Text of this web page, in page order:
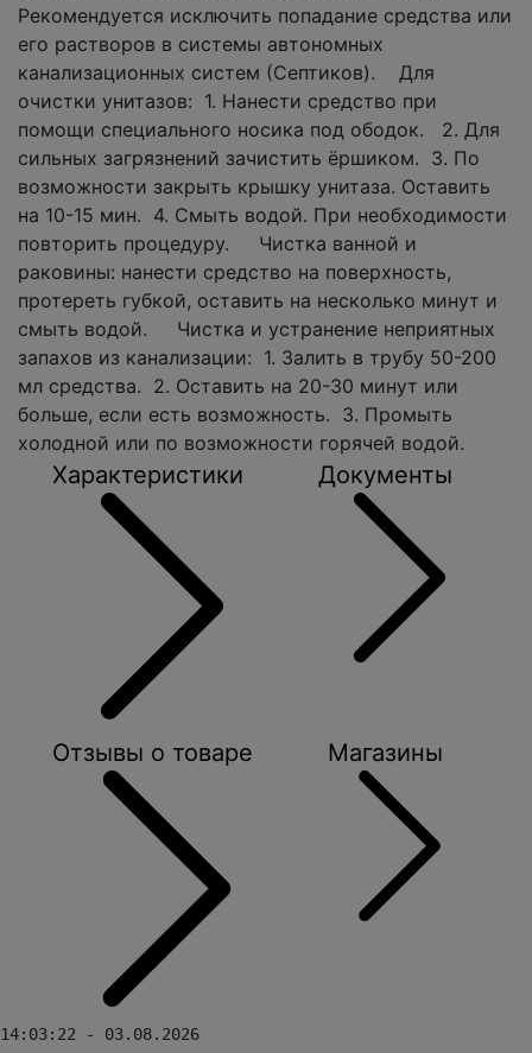
Рекомендуется исключить попадание средства или
его растворов в системы автономных
канализационных систем (Септиков). Для
очистки унитазов: 1. Нанести средство при
помощи специального носика под ободок. 2. Для
сильных загрязнений зачистить ёршиком. 3. По
возможности закрыть крышку унитаза. Оставить
на 10-15 мин. 4. Смыть водой. При необходимости
повторить процедуру. Чистка ванной и
раковины: нанести средство на поверхность,
протереть губкой, оставить на несколько минут и
смыть водой. Чистка и устранение неприятных
запахов из канализации: 1. Залить в трубу 50-200
мл средства. 2. Оставить на 20-30 минут или
больше, если есть возможность. 3. Промыть
холодной или по возможности горячей водой.
Характеристики Документы
Отзывы о товаре Магазины
14:03:22 - 03.08.2026